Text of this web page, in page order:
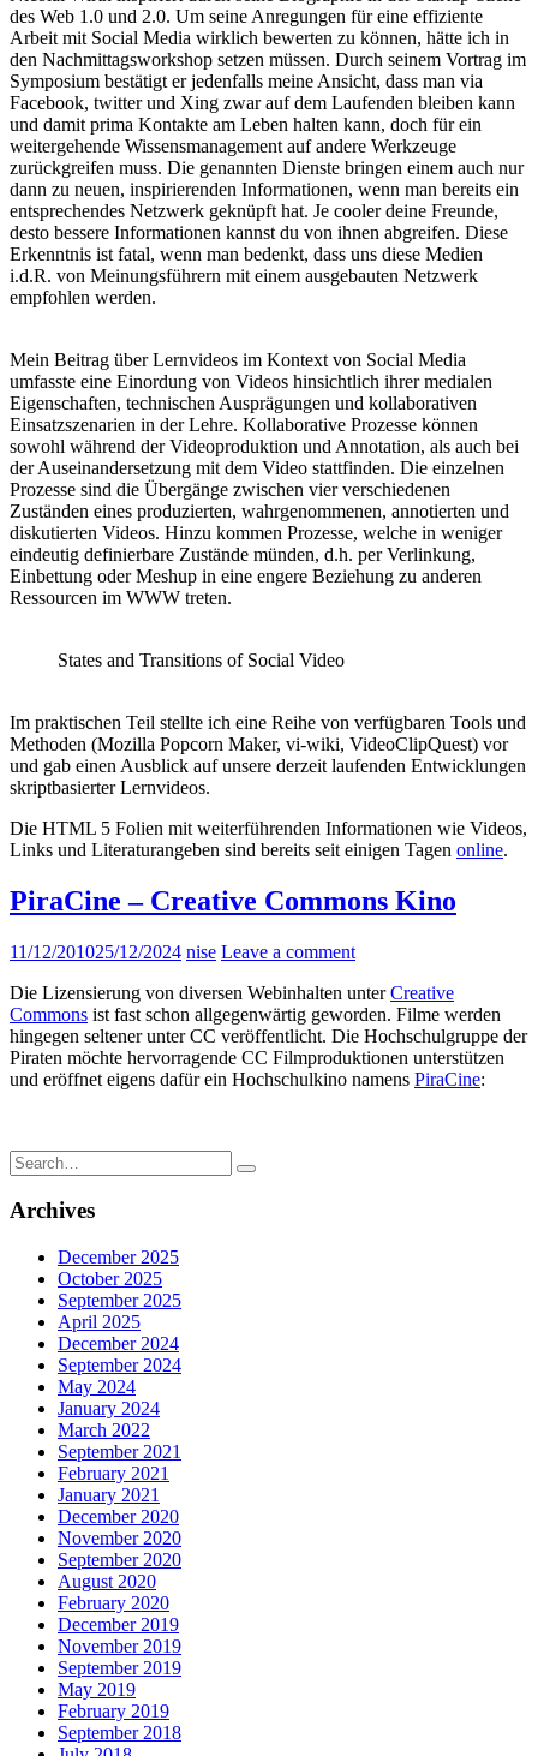
des Web 1.0 und 2.0. Um seine Anregungen für eine effiziente
Arbeit mit Social Media wirklich bewerten zu können, hätte ich in
den Nachmittagsworkshop setzen müssen. Durch seinem Vortrag im
Symposium bestätigt er jedenfalls meine Ansicht, dass man via
Facebook, twitter und Xing zwar auf dem Laufenden bleiben kann
und damit prima Kontakte am Leben halten kann, doch für ein
weitergehende Wissensmanagement auf andere Werkzeuge
zurückgreifen muss. Die genannten Dienste bringen einem auch nur
dann zu neuen, inspirierenden Informationen, wenn man bereits ein
entsprechendes Netzwerk geknüpft hat. Je cooler deine Freunde,
desto bessere Informationen kannst du von ihnen abgreifen. Diese
Erkenntnis ist fatal, wenn man bedenkt, dass uns diese Medien
i.d.R. von Meinungsführern mit einem ausgebauten Netzwerk
empfohlen werden.
Mein Beitrag über Lernvideos im Kontext von Social Media
umfasste eine Einordung von Videos hinsichtlich ihrer medialen
Eigenschaften, technischen Ausprägungen und kollaborativen
Einsatzszenarien in der Lehre. Kollaborative Prozesse können
sowohl während der Videoproduktion und Annotation, als auch bei
der Auseinandersetzung mit dem Video stattfinden. Die einzelnen
Prozesse sind die Übergänge zwischen vier verschiedenen
Zuständen eines produzierten, wahrgenommenen, annotierten und
diskutierten Videos. Hinzu kommen Prozesse, welche in weniger
eindeutig definierbare Zustände münden, d.h. per Verlinkung,
Einbettung oder Meshup in eine engere Beziehung zu anderen
Ressourcen im WWW treten.
States and Transitions of Social Video
Im praktischen Teil stellte ich eine Reihe von verfügbaren Tools und
Methoden (Mozilla Popcorn Maker, vi-wiki, VideoClipQuest) vor
und gab einen Ausblick auf unsere derzeit laufenden Entwicklungen
skriptbasierter Lernvideos.
Die HTML 5 Folien mit weiterführenden Informationen wie Videos,
Links und Literaturangeben sind bereits seit einigen Tagen online.
PiraCine – Creative Commons Kino
11/12/201025/12/2024 nise Leave a comment
Die Lizensierung von diversen Webinhalten unterCreative
Commons ist fast schon allgegenwärtig geworden. Filme werden
hingegen seltener unter CC veröffentlicht. Die Hochschulgruppe der
Piraten möchte hervorragende CC Filmproduktionen unterstützen
und eröffnet eigens dafür ein Hochschulkino namens PiraCine:
Search
for:
Archives
December 2025
October 2025
September 2025
April 2025
December 2024
September 2024
May 2024
January 2024
March 2022
September 2021
February 2021
January 2021
December 2020
November 2020
September 2020
August 2020
February 2020
December 2019
November 2019
September 2019
May 2019
February 2019
September 2018